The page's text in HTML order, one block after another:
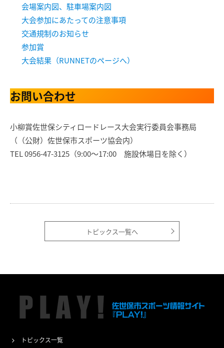
会場案内図、駐車場案内図
大会参加にあたっての注意事項
交通規制のお知らせ
参加賞
大会結果（RUNNETのページへ）
お問い合わせ
小柳賞佐世保シティロードレース大会実行委員会事務局
（（公財）佐世保市スポーツ協会内）
TEL 0956-47-3125（9:00～17:00 施設休場日を除く）
トピックス一覧へ
トピックス一覧